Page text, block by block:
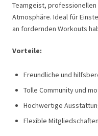
Teamgeist,
Atmosphäre. Ideal für
an fordernden Workouts
Vorteile:
Freundliche und
Tolle Community und
Hochwertige
Flexible